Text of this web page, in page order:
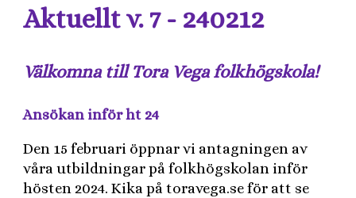
Aktuellt v. 7 - 240212
Välkomna till Tora Vega folkhögskola!
Ansökan inför ht 24
Den 15 februari öppnar vi antagningen av
våra utbildningar på folkhögskolan inför
hösten 2024. Kika på toravega.se för att se